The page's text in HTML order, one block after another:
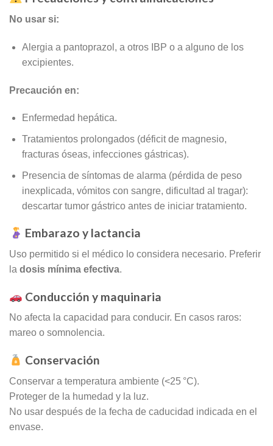
No usar si:
Alergia a pantoprazol, a otros IBP o a alguno de los
excipientes.
Precaución en:
Enfermedad hepática.
Tratamientos prolongados (déficit de magnesio,
fracturas óseas, infecciones gástricas).
Presencia de síntomas de alarma (pérdida de peso
inexplicada, vómitos con sangre, dificultad al tragar):
descartar tumor gástrico antes de iniciar tratamiento.
Embarazo y lactancia
Uso permitido si el médico lo considera necesario. Preferir
la dosis mínima efectiva.
Conducción y maquinaria
No afecta la capacidad para conducir. En casos raros:
mareo o somnolencia.
Conservación
Conservar a temperatura ambiente (<25 °C).
Proteger de la humedad y la luz.
No usar después de la fecha de caducidad indicada en el
envase.